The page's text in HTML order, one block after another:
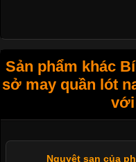
Sản phẩm khác
sở may quần lót
với
Nguyệt san của